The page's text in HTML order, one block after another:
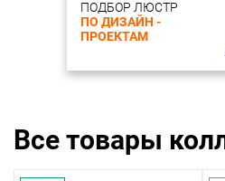
ПОДБОР ЛЮСТР
ПО ДИЗАЙН -
ПРОЕКТАМ
Все товары